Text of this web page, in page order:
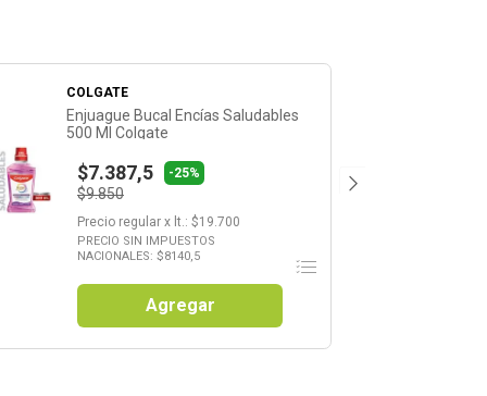
COLGATE
Enjuague Bucal Encías Saludables
500 Ml Colgate
$7.387,5 -25%
$9.850
Precio regular x lt.: $19.700
PRECIO SIN IMPUESTOS
NACIONALES: $8140,5
Agregar